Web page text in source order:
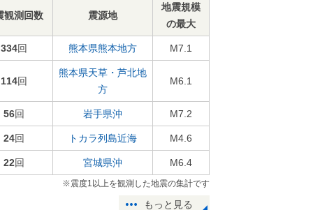
観測回数 震源地
地震規模
の最大
334回 熊本県熊本地方 M7.1
114回
熊本県天草・芦北地
方
M6.1
56回 岩手県沖 M7.2
24回 トカラ列島近海 M4.6
22回 宮城県沖 M6.4
※震度1以上を観測した地震の集計です
もっと見る